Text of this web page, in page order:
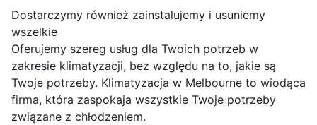
Dostarczymy również zainstalujemy i usuniemy
wszelkie
Oferujemy szereg usług dla Twoich potrzeb w
zakresie klimatyzacji, bez względu na to, jakie są
Twoje potrzeby. Klimatyzacja w Melbourne to wiodąca
firma, która zaspokaja wszystkie Twoje potrzeby
związane z chłodzeniem.